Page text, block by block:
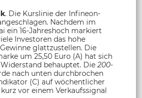
. Die Kurslinie der Infineon-
Nachdem im
ein 16-Jahreshoch markiert
Investoren das hohe
glattzustellen. Die
um 25,50 Euro (A) hat sich
behauptet. Die 200-
nach unten durchbrochen
(C) auf wöchentlicher
vor einem Verkaufssignal